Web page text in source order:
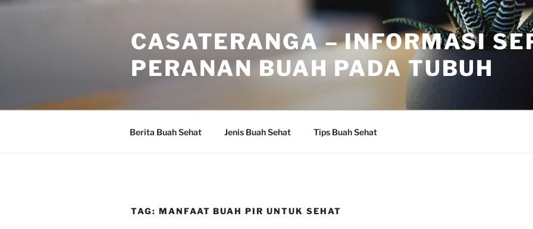
Skip
CASATERANGA – INFORMASI
PERANAN BUAH PADA TUBUH
Berita Buah Sehat Jenis Buah Sehat Tips Buah Sehat
TAG: MANFAAT BUAH PIR UNTUK SEHAT